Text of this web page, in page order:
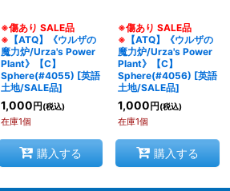
絞り込む
※傷あり SALE品
※ 【ATQ】《ウルザの
魔力炉/Urza's Power
Plant》【C】
Sphere(#4055) [英語
土地/SALE品]
1,000 円 (税込)
在庫1個
購入する
※傷あり SALE品
※ 【ATQ】《ウルザの
魔力炉/Urza's Power
Plant》【C】
Sphere(#4056) [英語
土地/SALE品]
1,000 円 (税込)
在庫1個
購入する